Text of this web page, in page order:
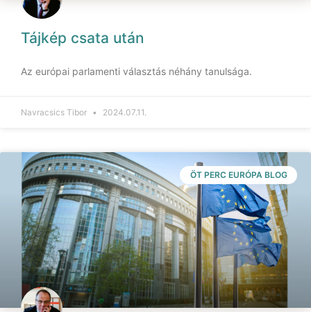
Tájkép csata után
Az európai parlamenti választás néhány tanulsága.
Navracsics Tibor 2024.07.11.
ÖT PERC EURÓPA BLOG